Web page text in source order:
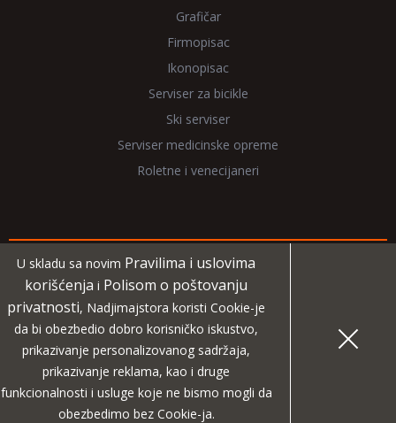
Grafičar
Firmopisac
Ikonopisac
Serviser za bicikle
Ski serviser
Serviser medicinske opreme
Roletne i venecijaneri
Copyright 2026 NadjiMajstora.rs
Informacije i grafički elementi su vlasništvo veb sajta
NadjiMajstora
Projekat digitalne agencije
Pravila i uslovi korišćenja|Polisa o poštovanju privatnosti
U skladu sa novim Pravilima i uslovima
korišćenja i Polisom o poštovanju
privatnosti, Nadjimajstora koristi Cookie-je
da bi obezbedio dobro korisničko iskustvo,
prikazivanje personalizovanog sadržaja,
prikazivanje reklama, kao i druge
funkcionalnosti i usluge koje ne bismo mogli da
obezbedimo bez Cookie-ja.